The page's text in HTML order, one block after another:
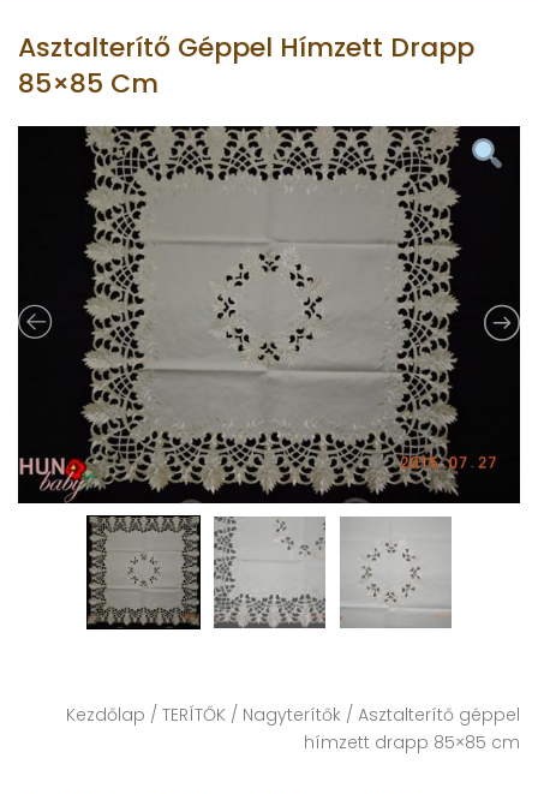
Asztalterítő Géppel Hímzett Drapp
85×85 Cm
Kezdőlap / TERÍTŐK / Nagyterítők / Asztalterítő géppel
hímzett drapp 85×85 cm